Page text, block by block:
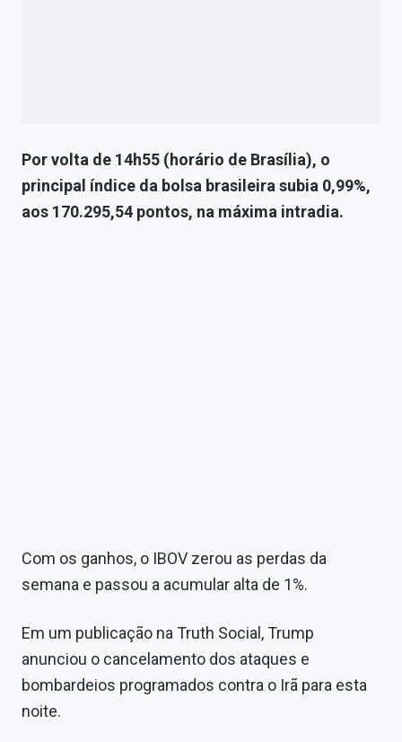
Expediente
Contato
Por volta de 14h55 (horário de Brasília), o
principal índice da bolsa brasileira subia 0,99%,
aos 170.295,54 pontos, na máxima intradia.
Com os ganhos, o IBOV zerou as perdas da
semana e passou a acumular alta de 1%.
Em um publicação na Truth Social, Trump
anunciou o cancelamento dos ataques e
bombardeios programados contra o Irã para esta
noite.